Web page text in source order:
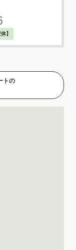
】
トの